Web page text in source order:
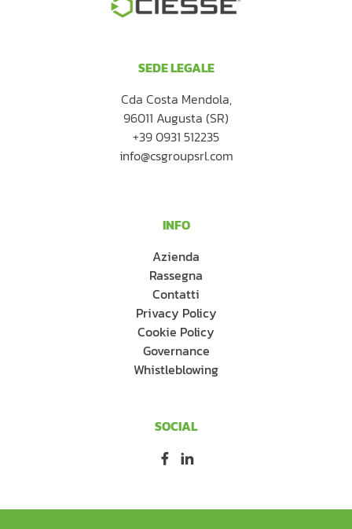
SEDE LEGALE
Cda Costa Mendola,
96011 Augusta (SR)
+39 0931 512235
info@csgroupsrl.com
INFO
Azienda
Rassegna
Contatti
Privacy Policy
Cookie Policy
Governance
Whistleblowing
SOCIAL
Facebook
Linkedin